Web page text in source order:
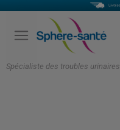
Spécialiste des troubles urinaires